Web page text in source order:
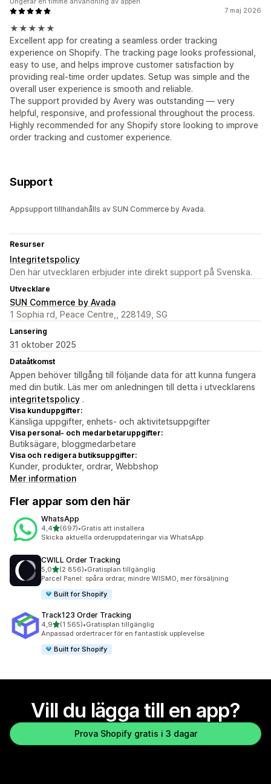
7 maj 2026
★★★★★
Excellent app for creating a seamless order tracking
experience on Shopify. The tracking page looks professional,
easy to use, and helps improve customer satisfaction by
providing real-time order updates. Setup was simple and the
overall user experience is smooth and reliable.
The support provided by Avery was outstanding — very
helpful, responsive, and professional throughout the process.
Highly recommended for any Shopify store looking to improve
order tracking and customer experience.
Support
Appsupport tillhandahålls av SUN Commerce by Avada.
Resurser
Integritetspolicy
Den här utvecklaren erbjuder inte direkt support på Svenska.
Utvecklare
SUN Commerce by Avada
1 Sophia rd, Peace Centre,, 228149, SG
Lansering
31 oktober 2025
Dataåtkomst
Appen behöver tillgång till följande data för att kunna fungera
med din butik. Läs mer om anledningen till detta i utvecklarens
integritetspolicy .
Visa kunduppgifter:
Känsliga uppgifter, enhets- och aktivitetsuppgifter
Visa personal- och medarbetaruppgifter:
Butiksägare, bloggmedarbetare
Visa och redigera butiksuppgifter:
Kunder, produkter, ordrar, Webbshop
Mer information
Fler appar som den här
WhatsApp
4,4av 5 stjärnor
(697)
697 recensioner totalt
•Gratis att installera
Skicka aktuella orderuppdateringar via WhatsApp.
CWILL Order Tracking
5,0av 5 stjärnor
(2 856)
2856 recensioner totalt
•Gratisplan tillgänglig
Parcel Panel: spåra ordrar, mindre WISMO, mer försäljning
Built for Shopify
Track123 Order Tracking
4,9av 5 stjärnor
(1 565)
1565 recensioner totalt
•Gratisplan tillgänglig
Anpassad ordertracer för en fantastisk upplevelse
Built for Shopify
Vill du lägga till en app?
Prova Shopify gratis i 3 dagar